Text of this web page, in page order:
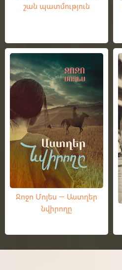
շան պատմություն
Ջոջո Մոյես — Աստղեր
նվիրողը